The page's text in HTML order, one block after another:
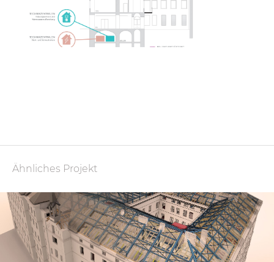
Ähnliches Projekt